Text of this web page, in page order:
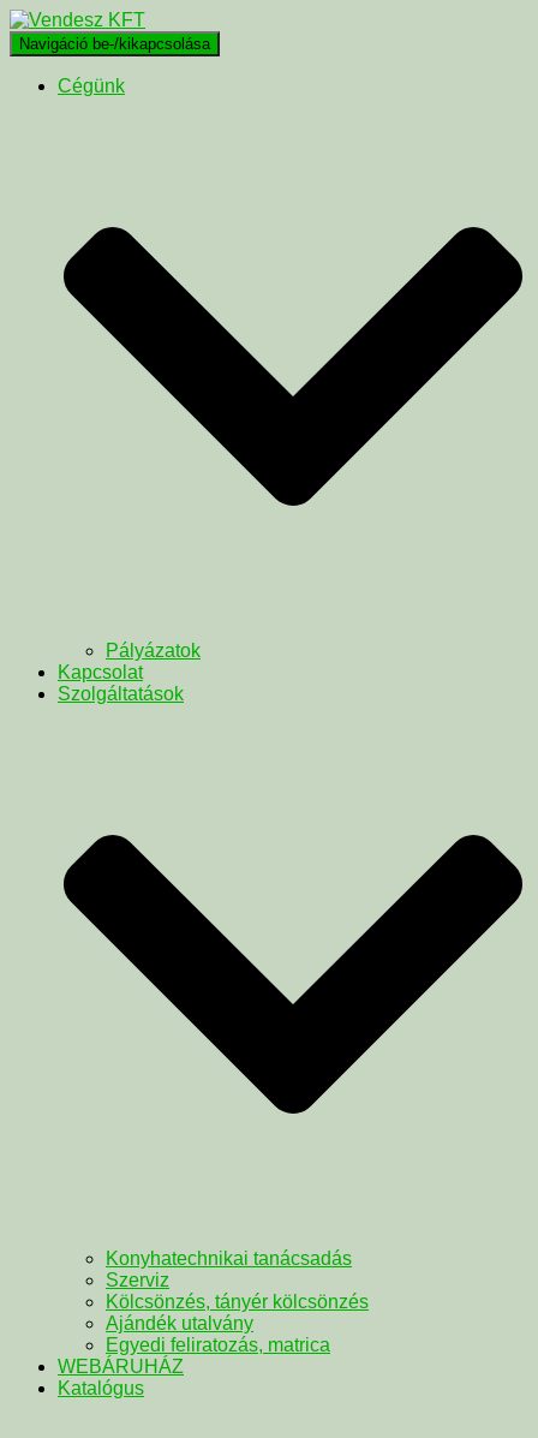
Navigáció be-/kikapcsolása
Cégünk
Pályázatok
Kapcsolat
Szolgáltatások
Konyhatechnikai tanácsadás
Szerviz
Kölcsönzés, tányér kölcsönzés
Ajándék utalvány
Egyedi feliratozás, matrica
WEBÁRUHÁZ
Katalógus